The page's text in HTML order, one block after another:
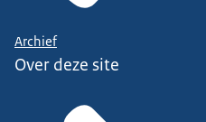
Archief
Over deze site